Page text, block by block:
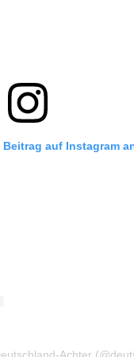
auf Instagram
Achter